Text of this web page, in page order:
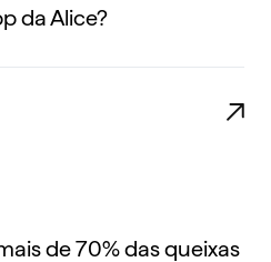
da Alice?
de 70% das queixas